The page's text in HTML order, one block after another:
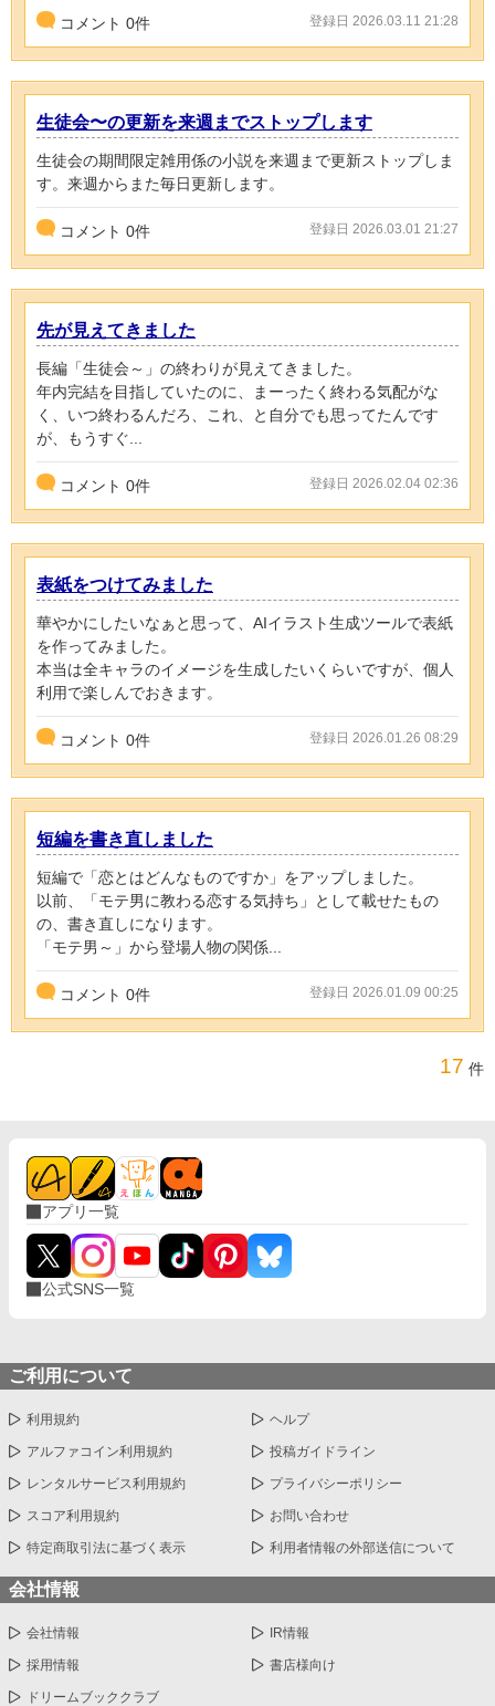
コメント 0件 登録日 2026.03.11 21:28
生徒会〜の更新を来週までストップします
生徒会の期間限定雑用係の小説を来週まで更新ストップしま
す。来週からまた毎日更新します。
コメント 0件 登録日 2026.03.01 21:27
先が見えてきました
長編「生徒会～」の終わりが見えてきました。
年内完結を目指していたのに、まーったく終わる気配がな
く、いつ終わるんだろ、これ、と自分でも思ってたんです
が、もうすぐ...
コメント 0件 登録日 2026.02.04 02:36
表紙をつけてみました
華やかにしたいなぁと思って、AIイラスト生成ツールで表紙
を作ってみました。
本当は全キャラのイメージを生成したいくらいですが、個人
利用で楽しんでおきます。
コメント 0件 登録日 2026.01.26 08:29
短編を書き直しました
短編で「恋とはどんなものですか」をアップしました。
以前、「モテ男に教わる恋する気持ち」として載せたもの
の、書き直しになります。
「モテ男～」から登場人物の関係...
コメント 0件 登録日 2026.01.09 00:25
17 件
アプリ一覧
公式SNS一覧
ご利用について
利用規約 ヘルプ
アルファコイン利用規約 投稿ガイドライン
レンタルサービス利用規約 プライバシーポリシー
スコア利用規約 お問い合わせ
特定商取引法に基づく表示 利用者情報の外部送信について
会社情報
会社情報 IR情報
採用情報 書店様向け
ドリームブッククラブ